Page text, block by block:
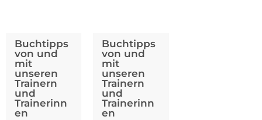
Buchtipps
von und
mit
unseren
Trainern
und
Trainerinn
en
Buchtipps
von und
mit
unseren
Trainern
und
Trainerinn
en